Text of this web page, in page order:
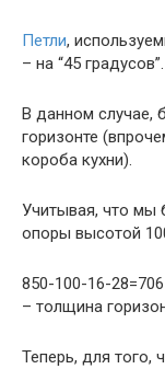
Петли,
– на “45 градусов”.
В данном случае,
горизонте
короба кухни).
Учитывая, что мы
опоры высотой
850-100-16-
– толщина
Теперь, для того,